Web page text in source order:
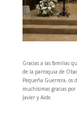
Gracias a las familias
de la parroquia de
Pequeña Guerrera, os
muchísimas gracias
Javier y Aide.